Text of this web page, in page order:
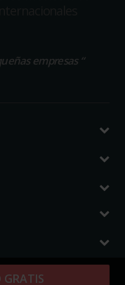
GRATIS
empresas “